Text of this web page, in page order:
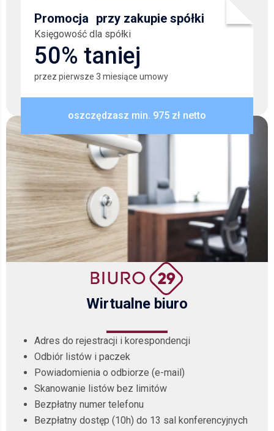
Promocja przy zakupie spółki
Księgowość dla spółki
50% taniej
przez pierwsze 3 miesiące umowy
oszczędzasz min. 975 zł netto
Wirtualne biuro
Adres do rejestracji i korespondencji
Odbiór listów i paczek
Powiadomienia o odbiorze (e-mail)
Skanowanie listów bez limitów
Bezpłatny numer telefonu
Bezpłatny dostęp (10h) do 13 sal konferencyjnych